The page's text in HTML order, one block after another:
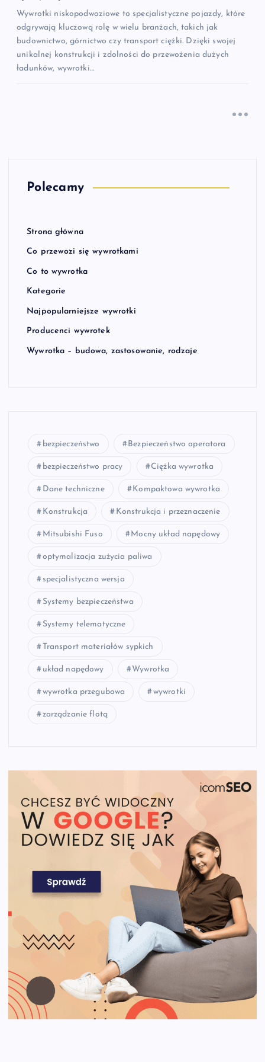
Wywrotki niskopodwoziowe to specjalistyczne pojazdy, które
odgrywają kluczową rolę w wielu branżach, takich jak
budownictwo, górnictwo czy transport ciężki. Dzięki swojej
unikalnej konstrukcji i zdolności do przewożenia dużych
ładunków, wywrotki…
Polecamy
Strona główna
Co przewozi się wywrotkami
Co to wywrotka
Kategorie
Najpopularniejsze wywrotki
Producenci wywrotek
Wywrotka – budowa, zastosowanie, rodzaje
bezpieczeństwo Bezpieczeństwo operatora
bezpieczeństwo pracy Ciężka wywrotka
Dane techniczne Kompaktowa wywrotka
Konstrukcja Konstrukcja i przeznaczenie
Mitsubishi Fuso Mocny układ napędowy
optymalizacja zużycia paliwa
specjalistyczna wersja
Systemy bezpieczeństwa
Systemy telematyczne
Transport materiałów sypkich
układ napędowy Wywrotka
wywrotka przegubowa wywrotki
zarządzanie flotą